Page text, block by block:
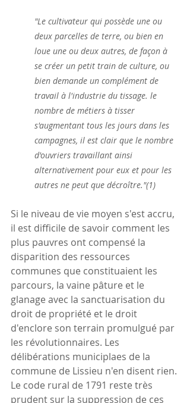
"Le cultivateur qui possède une ou
deux parcelles de terre, ou bien en
loue une ou deux autres, de façon à
se créer un petit train de culture, ou
bien demande un complément de
travail à l'industrie du tissage. le
nombre de métiers à tisser
s'augmentant tous les jours dans les
campagnes, il est clair que le nombre
d'ouvriers travaillant ainsi
alternativement pour eux et pour les
autres ne peut que décroître."(1)
Si le niveau de vie moyen s'est accru,
il est difficile de savoir comment les
plus pauvres ont compensé la
disparition des ressources
communes que constituaient les
parcours, la vaine pâture et le
glanage avec la sanctuarisation du
droit de propriété et le droit
d'enclore son terrain promulgué par
les révolutionnaires. Les
délibérations municiplaes de la
commune de Lissieu n'en disent rien.
Le code rural de 1791 reste très
prudent sur la suppression de ces